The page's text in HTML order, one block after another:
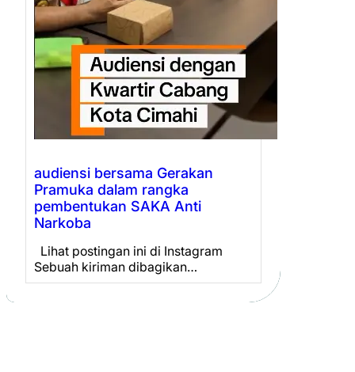
audiensi bersama Gerakan
Pramuka dalam rangka
pembentukan SAKA Anti
Narkoba
Lihat postingan ini di Instagram
Sebuah kiriman dibagikan…